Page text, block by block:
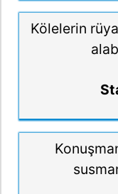
Kölelerin